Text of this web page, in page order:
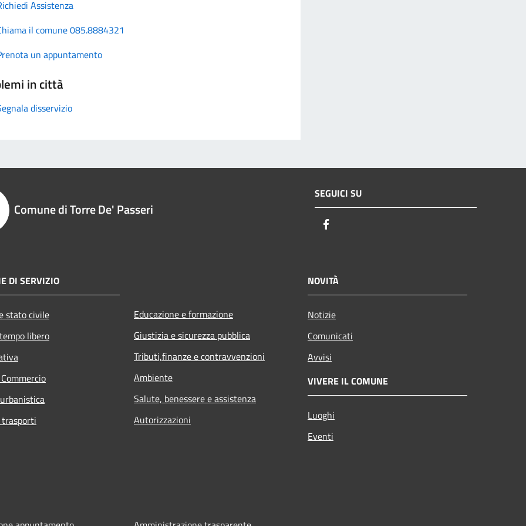
Assistenza
il comune 085.8884321
un appuntamento
in città
disservizio
Comune di Torre De' Passeri
SEGUICI SU
DI SERVIZIO
stato civile
libero
Educazione e formazione
Giustizia e sicurezza pubblica
Tributi,finanze e contravvenzioni
Ambiente
Salute, benessere e assistenza
Autorizzazioni
NOVITÀ
Notizie
Comunicati
Avvisi
VIVERE IL COMUNE
Luoghi
Eventi